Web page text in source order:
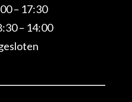
– 17:30
– 14:00